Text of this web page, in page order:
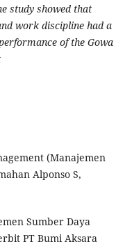
study showed that
work discipline had a
of the Gowa
(Manajemen
Alponso S,
Sumber Daya
PT Bumi Aksara